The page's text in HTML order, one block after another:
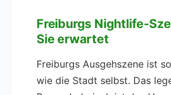
Freiburgs Nightlife-
Sie erwartet
Freiburgs Ausgehszene ist
wie die Stadt selbst. Das